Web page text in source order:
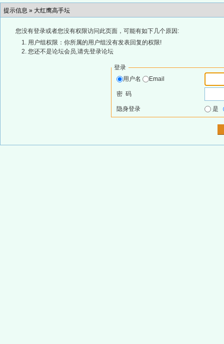
提示信息 » 大红鹰高手坛
您没有登录或者您没有权限访问此页面，可能有如下几个原因:
用户组权限：你所属的用户组没有发表回复的权限!
您还不是论坛会员,请先登录论坛
登录
用户名
Email
密 码
隐身登录 是